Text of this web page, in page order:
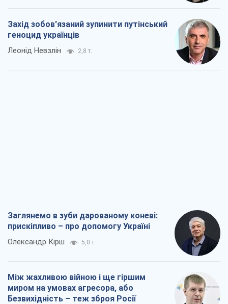
Захід зобов'язаний зупинити путінський
геноцид українців
Леонід Невзлін 2,8 т.
Заглянемо в зуби дарованому коневі:
прискіпливо – про допомогу Україні
Олександр Кірш 5,0 т.
Між жахливою війною і ще гіршим
миром на умовах агресора, або
Безвихідність – теж зброя Росії